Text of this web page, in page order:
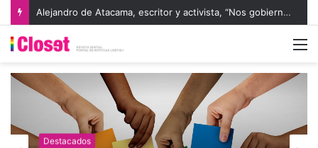
En medio del aumento de la violencia a la comunidad LGBTIQA+, organismos internacionales reconocen a defensores de derechos humanos
Destacados